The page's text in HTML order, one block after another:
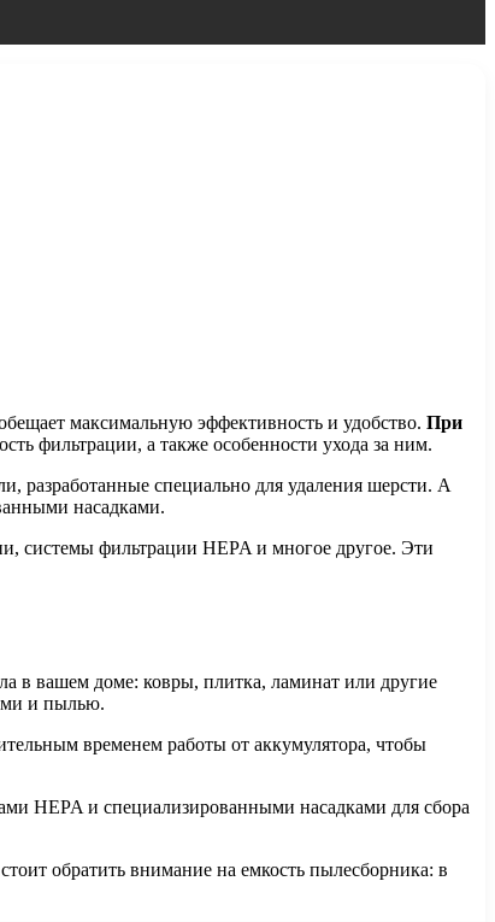
максимальную эффективность и удобство. При
фильтрации, а также особенности ухода за ним.
разработанные специально для удаления шерсти. А
насадками.
системы фильтрации HEPA и многое другое. Эти
в вашем доме: ковры, плитка, ламинат или другие
и пылью.
временем работы от аккумулятора, чтобы
HEPA и специализированными насадками для сбора
обратить внимание на емкость пылесборника: в